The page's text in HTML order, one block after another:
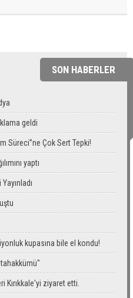
SON HABERLER
geldi
Süreci”ne Çok Sert Tepki!
yaptı
kupasına bile el kondu!
tahakkümü"
Kırıkkale'yi ziyaret etti.